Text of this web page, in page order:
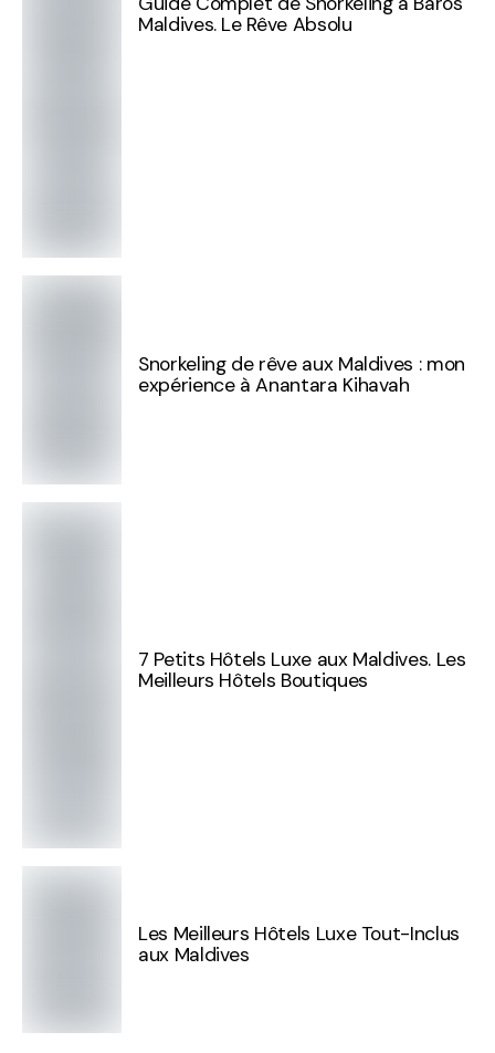
Maldives. Le Rêve Absolu
Snorkeling de rêve aux Maldives : mon
expérience à Anantara Kihavah
7 Petits Hôtels Luxe aux Maldives. Les
Meilleurs Hôtels Boutiques
Les Meilleurs Hôtels Luxe Tout-Inclus
aux Maldives